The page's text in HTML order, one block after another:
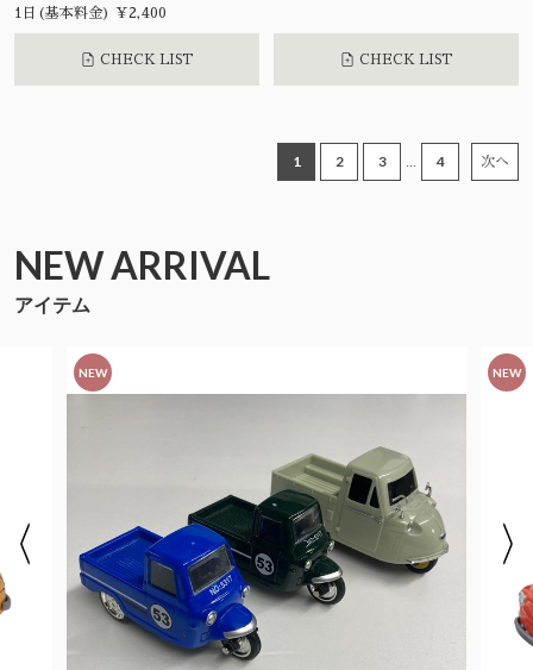
1日(基本料金) ¥2,400
CHECK LIST CHECK LIST
1 2 3 ... 4 次へ
NEW ARRIVAL
アイテム
NEW NEW